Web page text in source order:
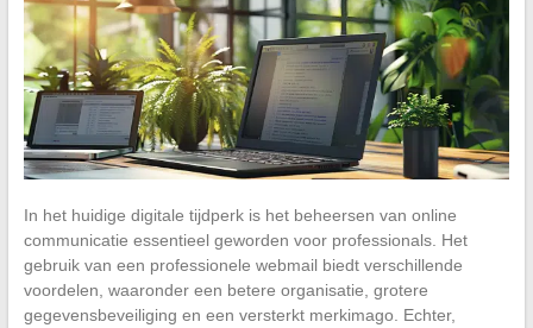
In het huidige digitale tijdperk is het beheersen van online
communicatie essentieel geworden voor professionals. Het
gebruik van een professionele webmail biedt verschillende
voordelen, waaronder een betere organisatie, grotere
gegevensbeveiliging en een versterkt merkimago. Echter,